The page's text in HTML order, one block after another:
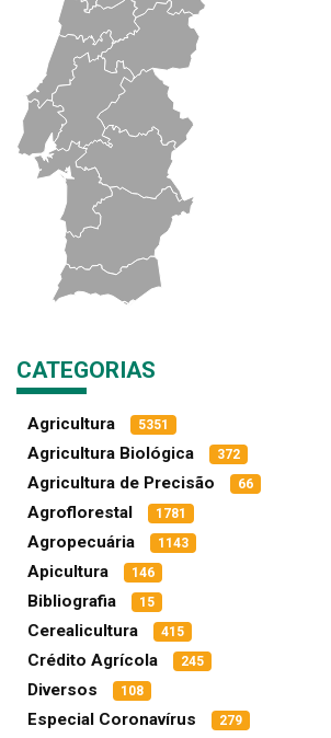
CATEGORIAS
Agricultura 5351
Agricultura Biológica 372
Agricultura de Precisão 66
Agroflorestal 1781
Agropecuária 1143
Apicultura 146
Bibliografia 15
Cerealicultura 415
Crédito Agrícola 245
Diversos 108
Especial Coronavírus 279